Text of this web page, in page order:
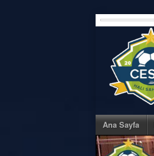
Skip
to
Ana Sayfa